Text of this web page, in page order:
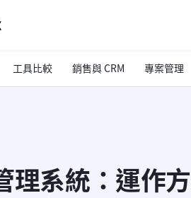
工具比較 銷售與 CRM 專案管理
理系統：運作